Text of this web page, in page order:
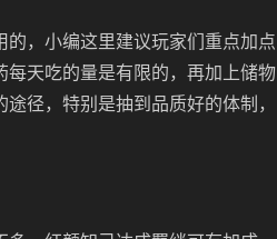
，小编这里建议玩家们重点加点
天吃的量是有限的，再加上储物
径，特别是抽到品质好的体制，